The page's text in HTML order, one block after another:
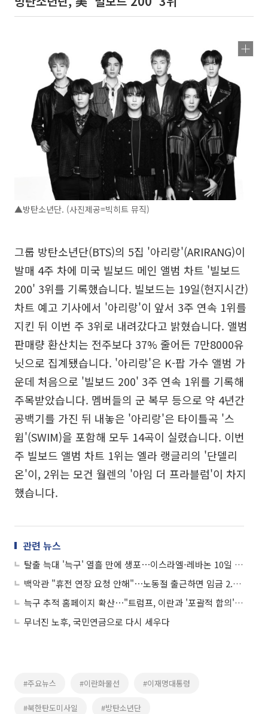
▲방탄소년단. (사진제공=빅히트 뮤직)
그룹 방탄소년단(BTS)의 5집 '아리랑'(ARIRANG)이
발매 4주 차에 미국 빌보드 메인 앨범 차트 '빌보드
200' 3위를 기록했습니다. 빌보드는 19일(현지시간)
차트 예고 기사에서 '아리랑'이 앞서 3주 연속 1위를
지킨 뒤 이번 주 3위로 내려갔다고 밝혔습니다. 앨범
판매량 환산치는 전주보다 37% 줄어든 7만8000유
닛으로 집계됐습니다. '아리랑'은 K-팝 가수 앨범 가
운데 처음으로 '빌보드 200' 3주 연속 1위를 기록해
주목받았습니다. 멤버들의 군 복무 등으로 약 4년간
공백기를 가진 뒤 내놓은 '아리랑'은 타이틀곡 '스
윔'(SWIM)을 포함해 모두 14곡이 실렸습니다. 이번
주 빌보드 앨범 차트 1위는 엘라 랭글리의 '단델리
온'이, 2위는 모건 월렌의 '아임 더 프라블럼'이 차지
했습니다.
관련 뉴스
탈출 늑대 '늑구' 열흘 만에 생포⋯이스라엘-레바논 10일 간 휴전 外
백악관 "휴전 연장 요청 안해"⋯노동절 출근하면 임금 2.5배 外
늑구 추적 홈페이지 확산⋯"트럼프, 이란과 '포괄적 합의' 원해" 外
무너진 노후, 국민연금으로 다시 세우다
#주요뉴스 #이란화물선 #이재명대통령
#북한탄도미사일 #방탄소년단